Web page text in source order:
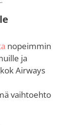
nopeimmin
ja
Airways
vaihtoehto